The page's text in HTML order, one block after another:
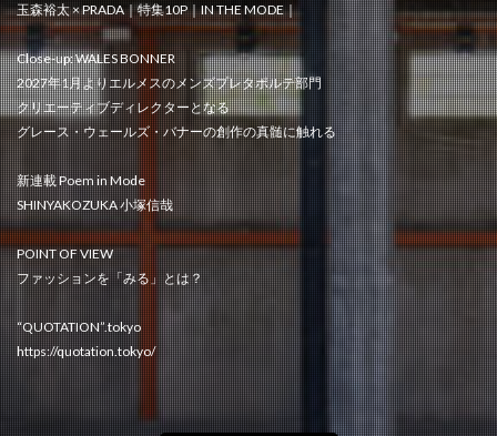
玉森裕太 × PRADA｜特集10P｜IN THE MODE｜
Close-up: WALES BONNER
2027年1月よりエルメスのメンズプレタポルテ部門
クリエーティブディレクターとなる
グレース・ウェールズ・バナーの創作の真髄に触れる
新連載 Poem in Mode
SHINYAKOZUKA 小塚信哉
POINT OF VIEW
ファッションを「みる」とは？
“QUOTATION”.tokyo
https://quotation.tokyo/